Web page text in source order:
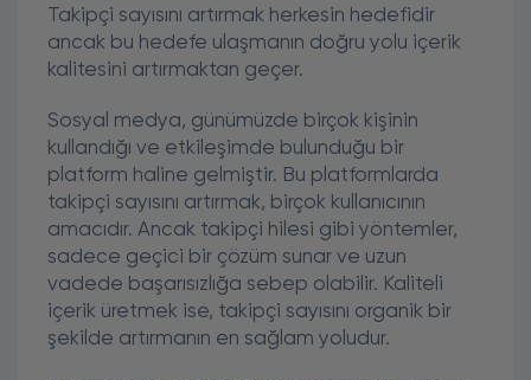
Takipçi sayısını artırmak herkesin hedefidir
ancak bu hedefe ulaşmanın doğru yolu içerik
kalitesini artırmaktan geçer.
Sosyal medya, günümüzde birçok kişinin
kullandığı ve etkileşimde bulunduğu bir
platform haline gelmiştir. Bu platformlarda
takipçi sayısını artırmak, birçok kullanıcının
amacıdır. Ancak takipçi hilesi gibi yöntemler,
sadece geçici bir çözüm sunar ve uzun
vadede başarısızlığa sebep olabilir. Kaliteli
içerik üretmek ise, takipçi sayısını organik bir
şekilde artırmanın en sağlam yoludur.